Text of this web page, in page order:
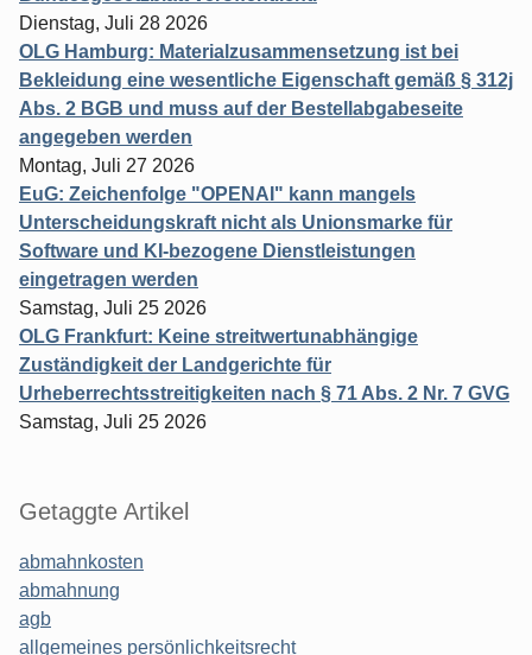
Dienstag, Juli 28 2026
OLG Hamburg: Materialzusammensetzung ist bei
Bekleidung eine wesentliche Eigenschaft gemäß § 312j
Abs. 2 BGB und muss auf der Bestellabgabeseite
angegeben werden
Montag, Juli 27 2026
EuG: Zeichenfolge "OPENAI" kann mangels
Unterscheidungskraft nicht als Unionsmarke für
Software und KI-bezogene Dienstleistungen
eingetragen werden
Samstag, Juli 25 2026
OLG Frankfurt: Keine streitwertunabhängige
Zuständigkeit der Landgerichte für
Urheberrechtsstreitigkeiten nach § 71 Abs. 2 Nr. 7 GVG
Samstag, Juli 25 2026
Getaggte Artikel
abmahnkosten
abmahnung
agb
allgemeines persönlichkeitsrecht